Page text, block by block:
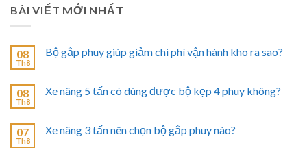
BÀI VIẾT MỚI NHẤT
08
Th8
Bộ gắp phuy giúp giảm chi phí vận hành kho ra sao?
08
Th8
Xe nâng 5 tấn có dùng được bộ kẹp 4 phuy không?
07
Th8
Xe nâng 3 tấn nên chọn bộ gắp phuy nào?